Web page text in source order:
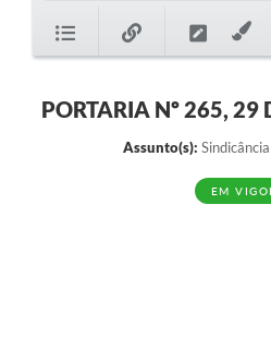
Coronavírus
Serviços Online
PORTARIA Nº 265, 29
Assunto(s):
EM